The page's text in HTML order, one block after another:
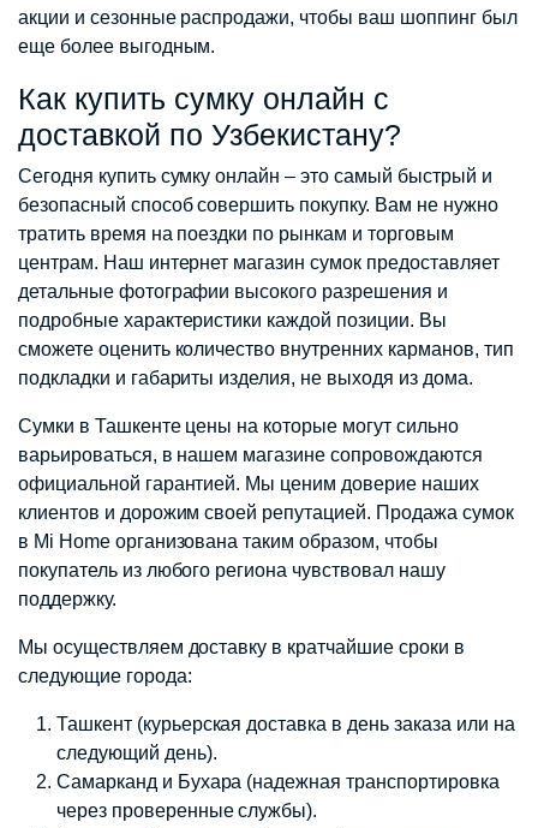
акции и сезонные распродажи, чтобы ваш шоппинг был
еще более выгодным.
Как купить сумку онлайн с
доставкой по Узбекистану?
Сегодня купить сумку онлайн – это самый быстрый и
безопасный способ совершить покупку. Вам не нужно
тратить время на поездки по рынкам и торговым
центрам. Наш интернет магазин сумок предоставляет
детальные фотографии высокого разрешения и
подробные характеристики каждой позиции. Вы
сможете оценить количество внутренних карманов, тип
подкладки и габариты изделия, не выходя из дома.
Сумки в Ташкенте цены на которые могут сильно
варьироваться, в нашем магазине сопровождаются
официальной гарантией. Мы ценим доверие наших
клиентов и дорожим своей репутацией. Продажа сумок
в Mi Home организована таким образом, чтобы
покупатель из любого региона чувствовал нашу
поддержку.
Мы осуществляем доставку в кратчайшие сроки в
следующие города:
Ташкент (курьерская доставка в день заказа или на
следующий день).
Самарканд и Бухара (надежная транспортировка
через проверенные службы).